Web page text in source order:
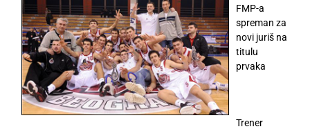
FMP-a
spreman za
novi juriš na
titulu
prvaka
Trener